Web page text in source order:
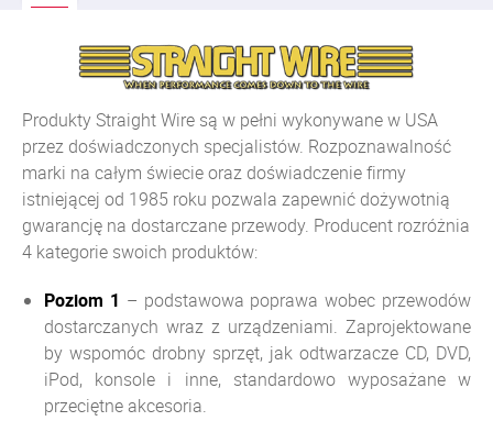
Produkty Straight Wire są w pełni wykonywane w USA
przez doświadczonych specjalistów. Rozpoznawalność
marki na całym świecie oraz doświadczenie firmy
istniejącej od 1985 roku pozwala zapewnić dożywotnią
gwarancję na dostarczane przewody. Producent rozróżnia
4 kategorie swoich produktów:
Poziom 1 – podstawowa poprawa wobec przewodów
dostarczanych wraz z urządzeniami. Zaprojektowane
by wspomóc drobny sprzęt, jak odtwarzacze CD, DVD,
iPod, konsole i inne, standardowo wyposażane w
przeciętne akcesoria.